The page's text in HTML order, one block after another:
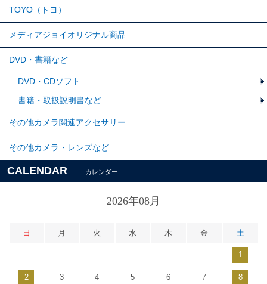
TOYO（トヨ）
メディアジョイオリジナル商品
DVD・書籍など
DVD・CDソフト
書籍・取扱説明書など
その他カメラ関連アクセサリー
その他カメラ・レンズなど
CALENDAR カレンダー
2026年08月
日 月 火 水 木 金 土
1
2 3 4 5 6 7 8